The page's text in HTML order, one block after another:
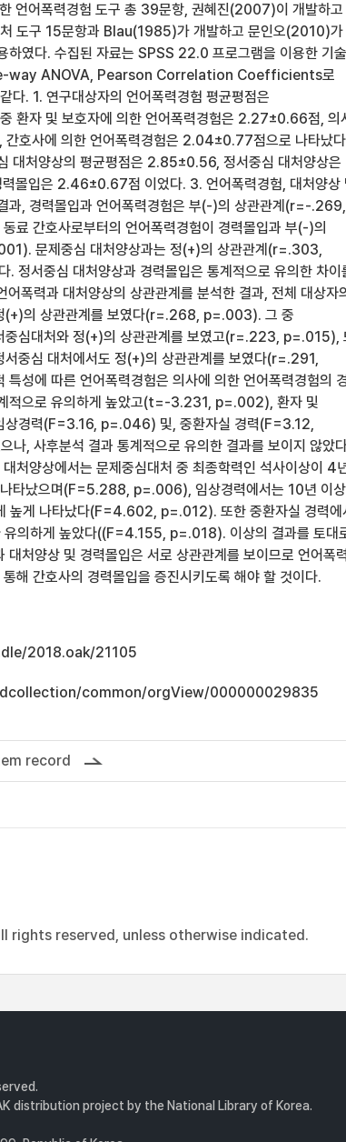
언어폭력경험 도구 총 39문항, 권혜진(2007)이 개발하고
처 도구 15문항과 Blau(1985)가 개발하고 문인오(2010)가
하였다. 수집된 자료는 SPSS 22.0 프로그램을 이용한 기
ANOVA, Pearson Correlation Coefficients로
다. 1. 연구대상자의 언어폭력경험 평균평점은
환자 및 보호자에 의한 언어폭력경험은 2.27±0.66점, 의
호사에 의한 언어폭력경험은 2.04±0.77점으로 나타났
대처양상의 평균평점은 2.85±0.56, 정서중심 대처양상은
몰입은 2.46±0.67점 이었다. 3. 언어폭력경험, 대처양상
과, 경력몰입과 언어폭력경험은 부(-)의 상관관계(r=-.269,
료 간호사로부터의 언어폭력경험이 경력몰입과 부(-)의
문제중심 대처양상과는 정(+)의 상관관계(r=.303,
정서중심 대처양상과 경력몰입은 통계적으로 유의한 차이
폭력과 대처양상의 상관관계를 분석한 결과, 전체 대상자
(+)의 상관관계를 보였다(r=.268, p=.003). 그 중
중심대처와 정(+)의 상관관계를 보였고(r=.223, p=.015),
서중심 대처에서도 정(+)의 상관관계를 보였다(r=.291,
성에 따른 언어폭력경험은 의사에 의한 언어폭력경험의
적으로 유의하게 높았고(t=-3.231, p=.002), 환자 및
상경력(F=3.16, p=.046) 및, 중환자실 경력(F=3.12,
, 사후분석 결과 통계적으로 유의한 결과를 보이지 않았
처양상에서는 문제중심대처 중 최종학력인 석사이상이 4
타났으며(F=5.288, p=.006), 임상경력에서는 10년 이상
높게 나타났다(F=4.602, p=.012). 또한 중환자실 경력에
유의하게 높았다((F=4.155, p=.018). 이상의 결과를 토대
대처양상 및 경력몰입은 서로 상관관계를 보이므로 언어폭
해 간호사의 경력몰입을 증진시키도록 해야 할 것이다.
2018.oak/21105
common/orgView/000000029835
record
rights reserved, unless otherwise indicated.
distribution project by the National Library of Korea.